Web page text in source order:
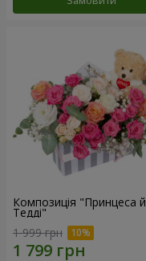
Композиція "Принцеса й
Тедді"
1 999 грн